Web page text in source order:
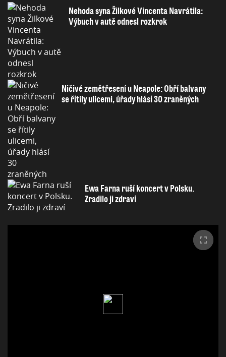
Nehoda syna Žilkové Vincenta Navrátila:
Výbuch v autě odnesl rozkrok
Ničivé zemětřesení u Neapole: Obří balvany
se řítily ulicemi, úřady hlásí 30 zraněných
Ewa Farna ruší koncert v Polsku.
Zradilo ji zdraví